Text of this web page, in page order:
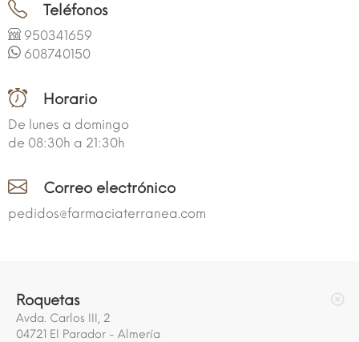
Teléfonos
950341659
608740150
Horario
De lunes a domingo
de 08:30h a 21:30h
Correo electrónico
pedidos@farmaciaterranea.com
Roquetas
Avda. Carlos III, 2
04721 El Parador - Almería